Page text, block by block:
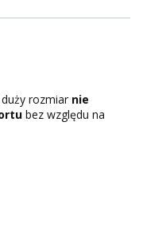
rozmiar nie
bez względu na